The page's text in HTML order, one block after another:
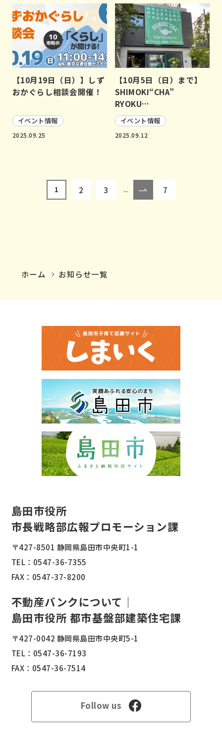
【10月19日（日）】しず
おかぐらし相談会開催！
イベント情報
2025.09.25
【10月5日（日）まで】
SHIMOKI“CHA”
RYOKU…
イベント情報
2025.09.12
1 2 3 ... 7
ホーム お知らせ一覧
島田市役所
市長戦略部広報プロモーション課
〒427-8501 静岡県島田市中央町1-1
TEL： 0547-36-7355
FAX：0547-37-8200
不動産バンクについて｜
島田市役所 都市基盤部建築住宅課
〒427-0042 静岡県島田市中央町5-1
TEL： 0547-36-7193
FAX：0547-36-7514
Follow us